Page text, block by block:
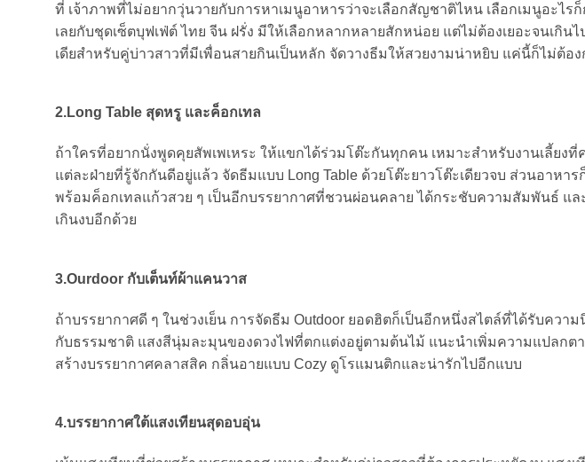
ที่ เจ้าภาพที่ไม่อยากวุ่นวายกับการหาเมนูอาหารว่าจะเลือกสัญชาติไหน เลือกเมนูอะไ
เลยกับชุดเซ็ตบุฟเฟ่ต์ ไทย จีน ฝรั่ง มีให้เลือกหลากหลายสักหน่อย แต่ไม่ต้องเยอะจนเกิน
เดียสำหรับคู่บ่าวสาวที่มีเพื่อนสายกินเป็นหลัก จัดวางธีมให้สวยงามน่าหยิบ แค่นี้ก็ไม่ต้อ
2.Long Table สุดหรู และค็อกเทล
ถ้าใครที่อยากนั่งพูดคุยสัพเพเหระ ให้แขกได้ร่วมโต๊ะกันทุกคน เหมาะสำหรับงานเลี้ยง
แต่ละฝ่ายที่รู้จักกันดีอยู่แล้ว จัดธีมแบบ Long Table ด้วยโต๊ะยาวโต๊ะเดียวจบ ส่วนอาหาร
พร้อมค็อกเทลแก้วสวย ๆ เป็นอีกบรรยากาศที่ชวนผ่อนคลาย ได้กระชับความสัมพันธ์ แล
เกินงบอีกด้วย
3.Ourdoor กับเต็นท์ผ้าแคนวาส
ถ้าบรรยากาศดี ๆ ในช่วงเย็น การจัดธีม Outdoor ยอดฮิตก็เป็นอีกหนึ่งสไตล์ที่ได้รับควา
กับธรรมชาติ แสงสีนุ่มละมุนของดวงไฟที่ตกแต่งอยู่ตามต้นไม้ แนะนำเพิ่มความแปลกต
สร้างบรรยากาศคลาสสิค กลิ่นอายแบบ Cozy ดูโรแมนติกและน่ารักไปอีกแบบ
4.บรรยากาศใต้แสงเทียนสุดอบอุ่น